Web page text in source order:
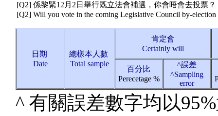
[Q2] 係黎緊12月2日舉行既立法會補選，你會唔會去投票？
[Q2] Will you vote in the coming Legislative Council by-election
日期
Date
總樣本人數
Total sample
肯定會
Certainly will
百分比
Perecetage %
^誤差
^Sampling
error
^ 有關誤差數字均以